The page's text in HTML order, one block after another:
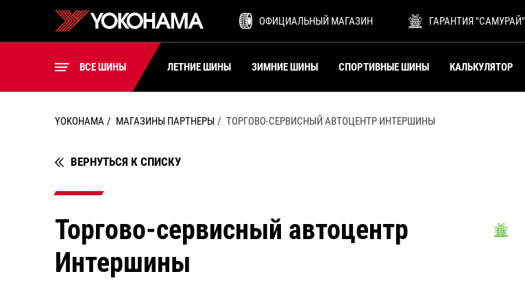
ОФИЦИАЛЬНЫЙ МАГАЗИН ГАРАНТИЯ "САМУРАЙ"
ВСЕ ШИНЫ ЛЕТНИЕ ШИНЫ ЗИМНИЕ ШИНЫ СПОРТИВНЫЕ ШИНЫ КАЛЬКУЛЯТОР
ШИНЫ ДЛЯ ВИЛОЧНЫХ
ПОГРУЗЧИКОВ
YOKOHAMA МАГАЗИНЫ ПАРТНЕРЫ ТОРГОВО-СЕРВИСНЫЙ АВТОЦЕНТР ИНТЕРШИНЫ
ВЕРНУТЬСЯ К СПИСКУ
Торгово-сервисный автоцентр
Интершины